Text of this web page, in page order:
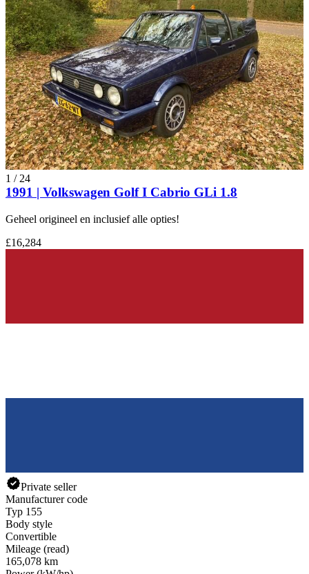
1 / 24
1991 | Volkswagen Golf I Cabrio GLi 1.8
Geheel origineel en inclusief alle opties!
£16,284
Private seller
Manufacturer code
Typ 155
Body style
Convertible
Mileage (read)
165,078 km